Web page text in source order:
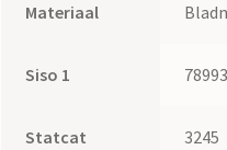
Materiaal
Siso 1
Statcat 3245